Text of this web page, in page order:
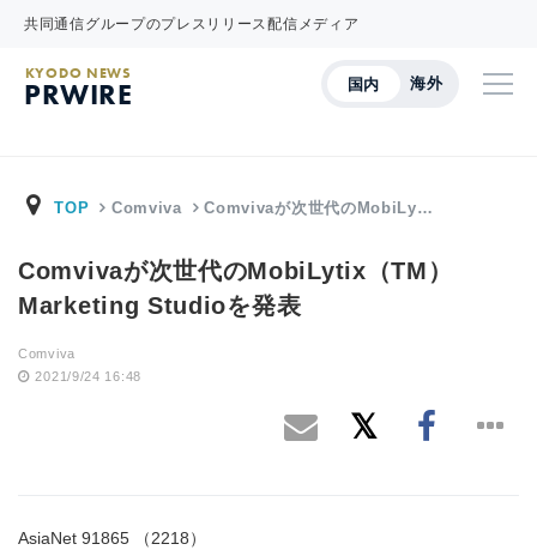
共同通信グループのプレスリリース配信メディア
国内 海外
KYODO NEWS
PRWIRE
TOP Comviva Comvivaが次世代のMobiLy…
Comvivaが次世代のMobiLytix（TM）
Marketing Studioを発表
Comviva
2021/9/24 16:48
AsiaNet 91865 （2218）